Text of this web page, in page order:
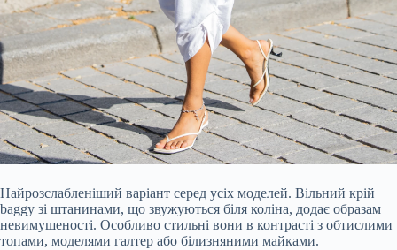
Найрозслабленіший варіант серед усіх моделей. Вільний крій
baggy зі штанинами, що звужуються біля коліна, додає образам
невимушеності. Особливо стильні вони в контрасті з обтислими
топами, моделями галтер або білизняними майками.